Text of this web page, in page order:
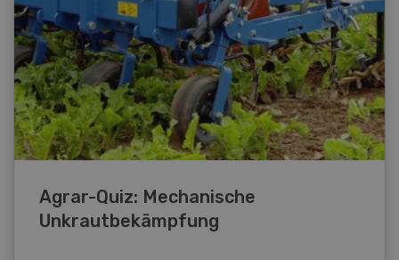
Agrar-Quiz: Mechanische
Unkrautbekämpfung